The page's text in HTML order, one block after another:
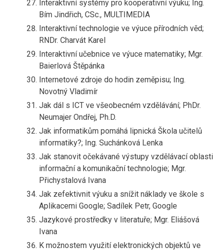
Interaktivní systémy pro kooperativní výuku; Ing.
Bím Jindřich, CSc., MULTIMEDIA
Interaktivní technologie ve výuce přírodních věd;
RNDr. Charvát Karel
Interaktivní učebnice ve výuce matematiky; Mgr.
Baierlová Štěpánka
Internetové zdroje do hodin zeměpisu; Ing.
Novotný Vladimír
Jak dál s ICT ve všeobecném vzdělávání; PhDr.
Neumajer Ondřej, Ph.D.
Jak informatikům pomáhá lipnická Škola učitelů
informatiky?; Ing. Suchánková Lenka
Jak stanovit očekávané výstupy vzdělávací oblasti
informační a komunikační technologie; Mgr.
Přichystalová Ivana
Jak zefektivnit výuku a snížit náklady ve škole s
Aplikacemi Google; Sadílek Petr, Google
Jazykové prostředky v literatuře; Mgr. Eliášová
Ivana
K možnostem využití elektronických objektů ve